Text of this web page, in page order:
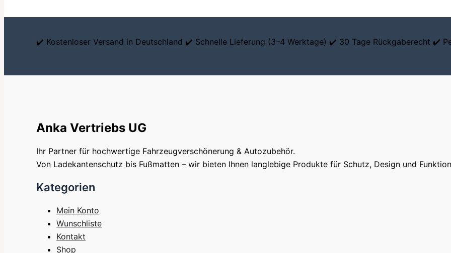
✔️ Kostenloser Versand in Deutschland ✔️ Schnelle Lieferung (3–4 Werktage) ✔️ 30 Tage Rückgaberecht ✔️
Anka Vertriebs UG
Ihr Partner für hochwertige Fahrzeugverschönerung & Autozubehör.
Von Ladekantenschutz bis Fußmatten – wir bieten Ihnen langlebige Produkte für Schutz, Design und
Kategorien
Mein Konto
Wunschliste
Kontakt
Shop